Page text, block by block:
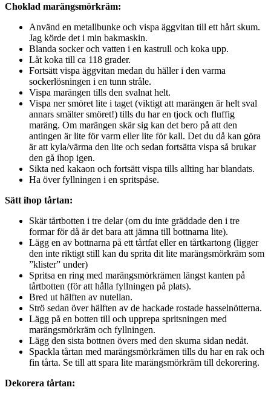
Choklad marängsmörkräm:
Använd en metallbunke och vispa äggvitan till ett hårt skum.
Jag körde det i min bakmaskin.
Blanda socker och vatten i en kastrull och koka upp.
Låt koka till ca 118 grader.
Fortsätt vispa äggvitan medan du häller i den varma
sockerlösningen i en tunn stråle.
Vispa marängen tills den svalnat helt.
Vispa ner smöret lite i taget (viktigt att marängen är helt sval
annars smälter smöret!) tills du har en tjock och fluffig
maräng. Om marängen skär sig kan det bero på att den
antingen är lite för varm eller lite för kall. Det du då kan göra
är att kyla/värma den lite och sedan fortsätta vispa så brukar
den gå ihop igen.
Sikta ned kakaon och fortsätt vispa tills allting har blandats.
Ha över fyllningen i en spritspåse.
Sätt ihop tårtan:
Skär tårtbotten i tre delar (om du inte gräddade den i tre
formar för då är det bara att jämna till bottnarna lite).
Lägg en av bottnarna på ett tårtfat eller en tårtkartong (ligger
den inte riktigt still kan du sprita dit lite marängsmörkräm som
”klister” under)
Spritsa en ring med marängsmörkrämen längst kanten på
tårtbotten (för att hålla fyllningen på plats).
Bred ut hälften av nutellan.
Strö sedan över hälften av de hackade rostade hasselnötterna.
Lägg på en botten till och upprepa spritsningen med
marängsmörkräm och fyllningen.
Lägg den sista bottnen övers med den skurna sidan nedåt.
Spackla tårtan med marängsmörkrämen tills du har en rak och
fin tårta. Se till att spara lite marängsmörkräm till dekorering.
Dekorera tårtan: